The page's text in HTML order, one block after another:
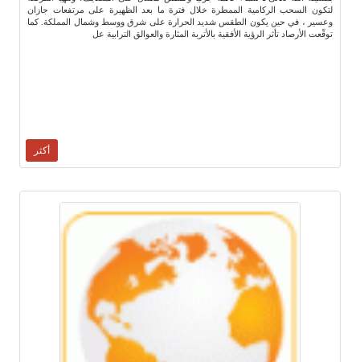
لتكون السحب الركامية الممطرة خلال فترة ما بعد الظهيرة على مرتفعات جازان
وعسير ، في حين يكون الطقس شديد الحرارة على شرق ووسط وشمال المملكة. كما
توقّعت الأرصاد تأثر الرؤية الأفقية بالأتربة المثارة والعوالق الترابية عل
أكثر